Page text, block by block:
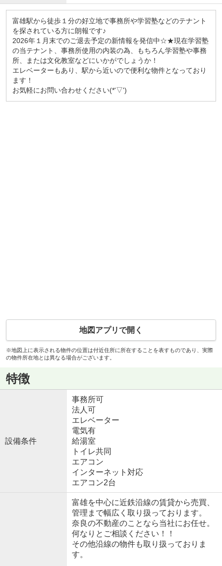
富雄駅から徒歩１分の好立地で事務所や学習塾などのテナント
を探されている方に朗報です♪
2026年１月末でのご退去予定の新情報を発信中☆★現在学習塾
の当テナント、事務所使用の内装の為、もちろん学習塾や事務
所、または文化教室などにいかがでしょうか！
エレベーターもあり、駅から近いので便利な物件となっており
ます！
お気軽にお問い合わせください(*'▽')
地図アプリで開く
※地図上に表示される物件の位置は付近住所に所在することを表すものであり、実際
の物件所在地とは異なる場合がございます。
特徴
設備条件
事務所可
法人可
エレベーター
電気有
給湯室
トイレ共同
エアコン
インターネット対応
エアコン2台
富雄を中心に近鉄沿線の賃貸から売買、
管理まで幅広く取り扱っております。
奈良の不動産のことなら当社にお任せ。
何なりとご相談ください！！
その他沿線の物件も取り扱っておりま
す。